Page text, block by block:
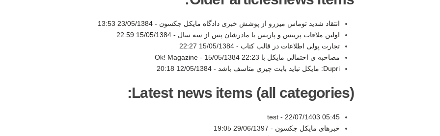
انتقاد شدید توماس میزرو از پوشش خبری دادگاه مایکل جکسون -23/05/1384 13:53
اولین ملاقات پرینس و پاریس با مادرشان پس از سه سال -15/05/1384 22:59
تجارت پولی اطلاعات در قالب کتاب -15/05/1384 22:27
مصاحبه ي احتمالي مايكل با Ok! Magazine - 15/05/1384 22:23
Dupri: مايكل نبايد بابت چيزي متاسف باشد -
12/05/1384 20:18
Latest news items (all categories):
test - 22/07/1403 05:45
خبرهای مایکل جکسون - 29/06/1397 19:05